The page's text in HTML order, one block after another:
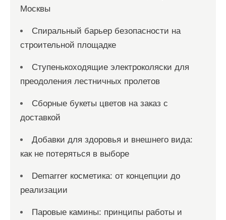
Москвы
Спиральный барьер безопасности на
строительной площадке
Ступенькоходящие электроколяски для
преодоления лестничных пролетов
Сборные букеты цветов на заказ с
доставкой
Добавки для здоровья и внешнего вида:
как не потеряться в выборе
Demarrer косметика: от концепции до
реализации
Паровые камины: принципы работы и